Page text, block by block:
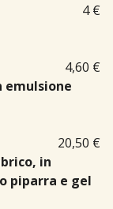
4 €
4,60 €
emulsione
20,50 €
in
piparra e gel